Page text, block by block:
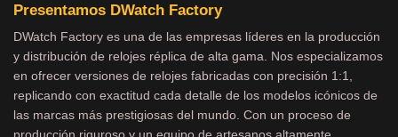
Presentamos DWatch Factory
DWatch Factory es una de las empresas líderes en la producción
y distribución de relojes réplica de alta gama. Nos especializamos
en ofrecer versiones de relojes fabricadas con precisión 1:1,
replicando con exactitud cada detalle de los modelos icónicos de
las marcas más prestigiosas del mundo. Con un proceso de